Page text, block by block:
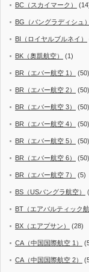
BC（スカイマーク）
BG（バングラディシュ）
BI（ロイヤルブルネイ）
BK（奥凱航空） (1)
BR（エバー航空 1） (50)
BR（エバー航空 2） (50)
BR（エバー航空 3） (50)
BR（エバー航空 4） (50)
BR（エバー航空 5） (50)
BR（エバー航空 6） (50)
BR（エバー航空 7） (5)
BS（USバングラ航空）
BT（エアバルティック航
BX（エアプサン） (28)
CA（中国国際航空 1）
CA（中国国際航空 2）